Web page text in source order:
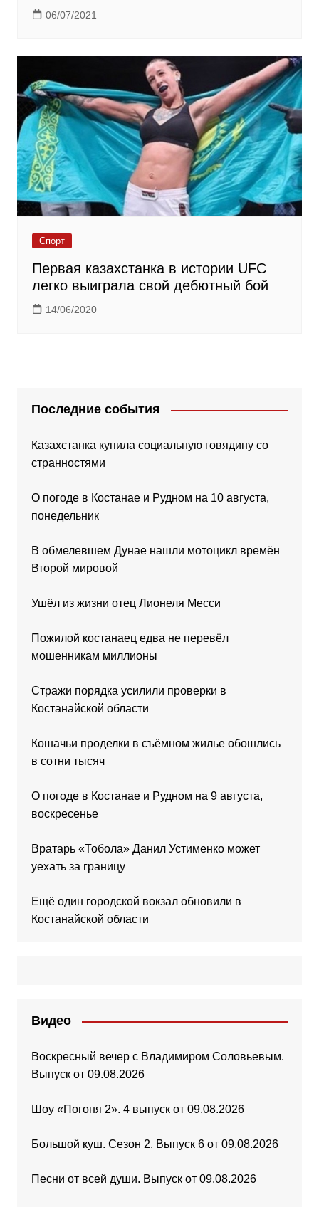
06/07/2021
Спорт
Первая казахстанка в истории UFC
легко выиграла свой дебютный бой
14/06/2020
Последние события
Казахстанка купила социальную говядину со
странностями
О погоде в Костанае и Рудном на 10 августа,
понедельник
В обмелевшем Дунае нашли мотоцикл времён
Второй мировой
Ушёл из жизни отец Лионеля Месси
Пожилой костанаец едва не перевёл
мошенникам миллионы
Стражи порядка усилили проверки в
Костанайской области
Кошачьи проделки в съёмном жилье обошлись
в сотни тысяч
О погоде в Костанае и Рудном на 9 августа,
воскресенье
Вратарь «Тобола» Данил Устименко может
уехать за границу
Ещё один городской вокзал обновили в
Костанайской области
Видео
Воскресный вечер с Владимиром Соловьевым.
Выпуск от 09.08.2026
Шоу «Погоня 2». 4 выпуск от 09.08.2026
Большой куш. Сезон 2. Выпуск 6 от 09.08.2026
Песни от всей души. Выпуск от 09.08.2026